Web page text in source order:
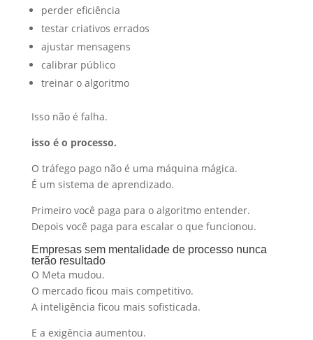
perder eficiência
testar criativos errados
ajustar mensagens
calibrar público
treinar o algoritmo
Isso não é falha.
isso é o processo.
O tráfego pago não é uma máquina mágica.
É um sistema de aprendizado.
Primeiro você paga para o algoritmo entender.
Depois você paga para escalar o que funcionou.
Empresas sem mentalidade de processo nunca
terão resultado
O Meta mudou.
O mercado ficou mais competitivo.
A inteligência ficou mais sofisticada.
E a exigência aumentou.